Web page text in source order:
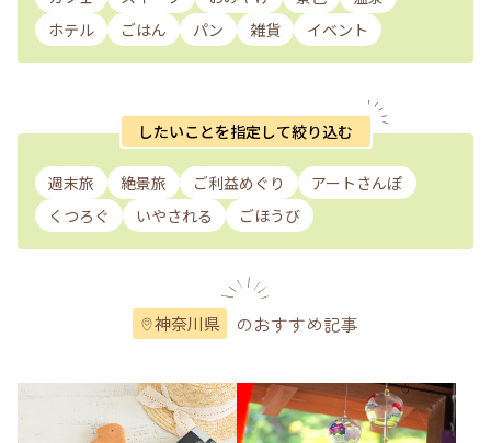
ホテル
ごはん パン 雑貨 イベント
したいことを指定して絞り込む
週末旅 絶景旅 ご利益めぐり
アートさんぽ
くつろぐ
いやされる ごほうび
神奈川県 のおすすめ記事